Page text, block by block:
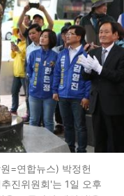
=연합뉴스) 박정헌
진위원회'는 1일 오후